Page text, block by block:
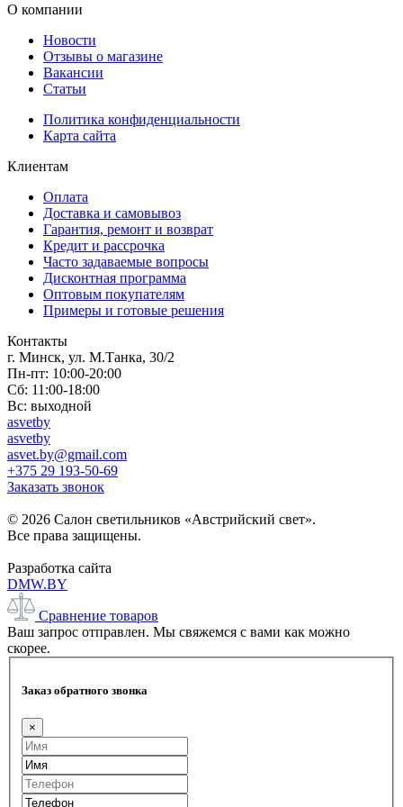
О компании
Новости
Отзывы о магазине
Вакансии
Статьи
Политика конфиденциальности
Карта сайта
Клиентам
Оплата
Доставка и самовывоз
Гарантия, ремонт и возврат
Кредит и рассрочка
Часто задаваемые вопросы
Дисконтная программа
Оптовым покупателям
Примеры и готовые решения
Контакты
г. Минск, ул. М.Танка, 30/2
Пн-пт: 10:00-20:00
Сб: 11:00-18:00
Вс: выходной
asvetby
asvetby
asvet.by@gmail.com
+375 29 193-50-69
Заказать звонок
© 2026 Салон светильников «Австрийский свет».
Все права защищены.
Разработка сайта
DMW.BY
Сравнение товаров
Ваш запрос отправлен. Мы свяжемся с вами как можно
скорее.
Заказ обратного звонка
×